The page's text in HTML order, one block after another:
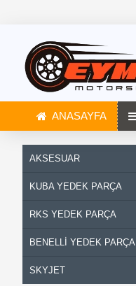
ANASAYFA
AKSESUAR
KUBA YEDEK PARÇA
RKS YEDEK PARÇA
BENELLİ YEDEK PARÇA
SKYJET